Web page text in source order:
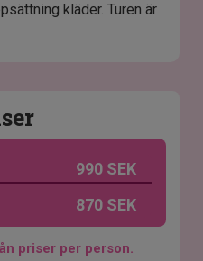
kläder. Turen är
990 SEK
870 SEK
priser per person.